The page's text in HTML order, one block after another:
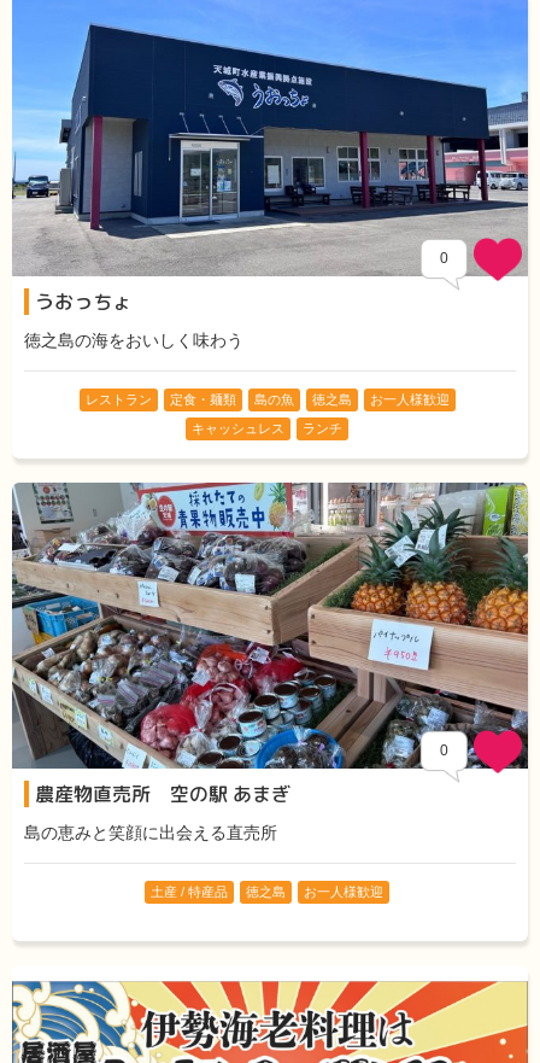
0
うおっちょ
徳之島の海をおいしく味わう
レストラン 定食・麺類 島の魚 徳之島
お一人様歓迎
キャッシュレス
ランチ
0
農産物直売所 空の駅 あまぎ
島の恵みと笑顔に出会える直売所
土産 / 特産品 徳之島 お一人様歓迎